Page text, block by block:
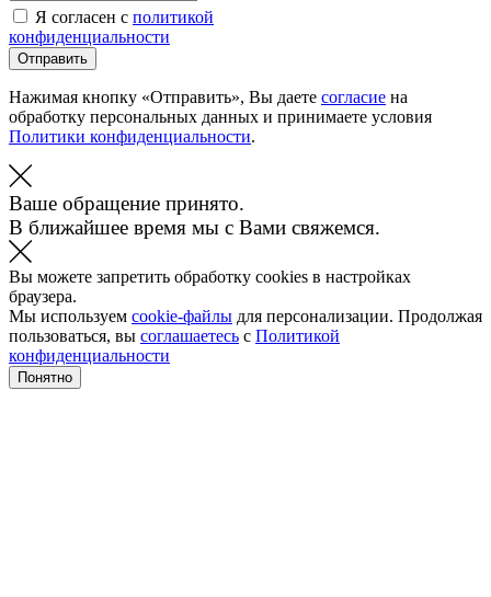
Я согласен с политикой
конфиденциальности
Отправить
Нажимая кнопку «Отправить», Вы даете согласие на
обработку персональных данных и принимаете условия
Политики конфиденциальности.
Ваше обращение принято.
В ближайшее время мы с Вами свяжемся.
Вы можете запретить обработку cookies в настройках
браузера.
Мы используем cookie-файлы для персонализации. Продолжая
пользоваться, вы соглашаетесь с Политикой
конфиденциальности
Понятно